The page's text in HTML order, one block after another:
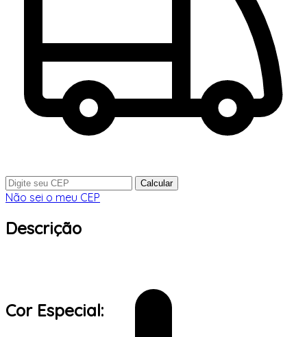
Calcular
Não sei o meu CEP
Descrição
Cor Especial: